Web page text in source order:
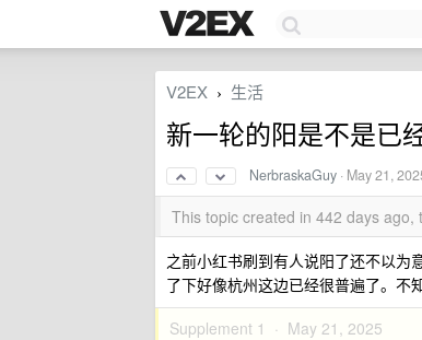
V2EX › 生活
新一轮的阳是不是已
NerbraskaGuy · May 21,
This topic created in 442 days
之前小红书刷到有人说阳了还不以为
了下好像杭州这边已经很普遍了。不
Supplement 1 · May 21, 2025